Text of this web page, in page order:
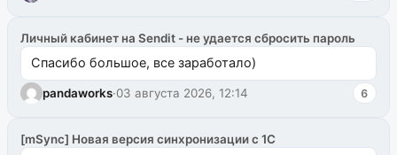
Личный кабинет на Sendit - не удается сбросить пароль
Спасибо большое, все заработало)
pandaworks·03 августа 2026, 12:14 6
[mSync] Новая версия синхронизации с 1С